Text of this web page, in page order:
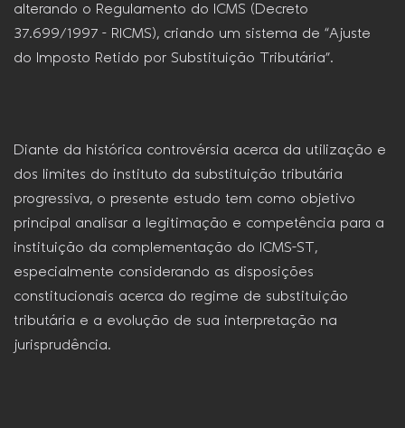
alterando o Regulamento do ICMS (Decreto
37.699/1997 – RICMS), criando um sistema de “Ajuste
do Imposto Retido por Substituição Tributária”.
Diante da histórica controvérsia acerca da utilização e
dos limites do instituto da substituição tributária
progressiva, o presente estudo tem como objetivo
principal analisar a legitimação e competência para a
instituição da complementação do ICMS-ST,
especialmente considerando as disposições
constitucionais acerca do regime de substituição
tributária e a evolução de sua interpretação na
jurisprudência.